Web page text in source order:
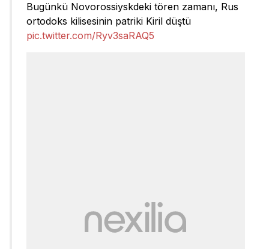
Bugünkü Novorossiyskdeki tören zamanı, Rus
ortodoks kilisesinin patriki Kiril düştü
pic.twitter.com/Ryv3saRAQ5